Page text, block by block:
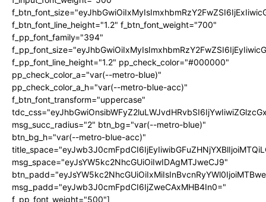
f_btn_font_line_height="1.2" f_btn_font_weight="700"
f_pp_font_family="394"
f_pp_font_line_height="1.2" pp_check_color="#000000"
pp_check_color_a="var(--metro-blue)"
pp_check_color_a_h="var(--metro-blue-acc)"
f_btn_font_transform="uppercase"
msg_succ_radius="2" btn_bg="var(--metro-blue)"
btn_bg_h="var(--metro-blue-acc)"
msg_space="eyJsYW5kc2NhcGUiOiIwIDAgMTJweCJ9"
msg_padd="eyJwb3J0cmFpdCI6IjZweCAxMHB4In0="
f_pp_font_weight="500"]